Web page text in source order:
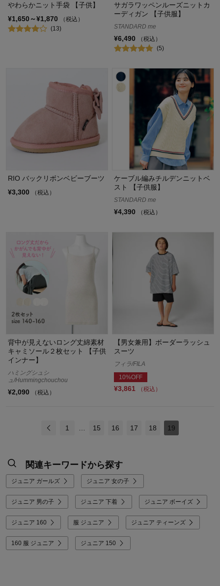
やわらかニット手袋 【子供】
¥1,650～¥1,870
（税込）
(13)
サガラワッペンルーズニットカ
ーディガン 【子供服】
STANDARD me
¥6,490
（税込）
(5)
RIO バックリボンベビーブーツ
¥3,300
（税込）
ケーブル編みチルデンニットベ
スト 【子供服】
STANDARD me
¥4,390 （税込）
背中が見えないロング丈綿素材
キャミソール２枚セット 【子供
インナー】
ハミングシュシ
ュ/Hummingchouchou
¥2,090 （税込）
【男女兼用】ボーダーラッシュ
スーツ
フィラ/FILA
10%OFF
¥3,861 （税込）
1 … 15 16 17 18 19
関連キーワードから探す
ジュニア ガールズ ジュニア 女の子
ジュニア 男の子 ジュニア 下着 ジュニア ボーイズ
ジュニア 160 服 ジュニア ジュニア ティーンズ
160 服 ジュニア ジュニア 150